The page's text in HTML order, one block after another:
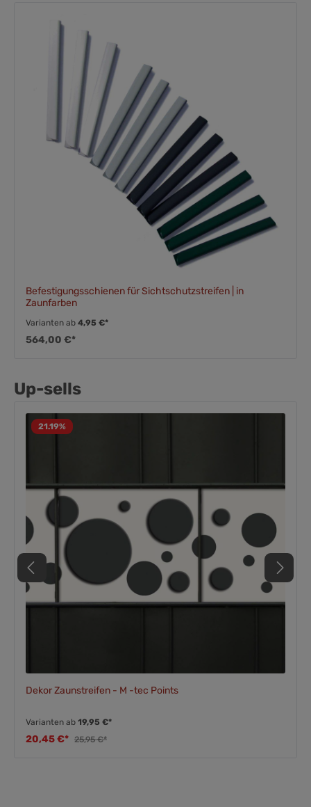
Befestigungsschienen für Sichtschutzstreifen | in
Zaunfarben
Varianten ab 4,95 €*
564,00 €*
Up-sells
21.19%
Dekor Zaunstreifen - M -tec Points
Varianten ab 19,95 €*
20,45 €* 25,95 €*